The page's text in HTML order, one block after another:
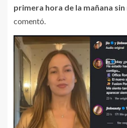
primera hora de la mañana sin
comentó.